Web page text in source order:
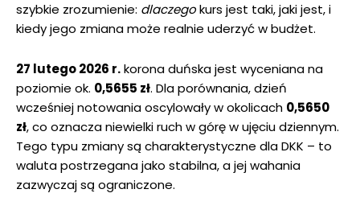
szybkie zrozumienie: dlaczegokurs jest taki, jaki jest, i
kiedy jego zmiana może realnie uderzyć w budżet.
27 lutego 2026 r.korona duńska jest wyceniana na
poziomie ok. 0,5655 zł. Dla porównania, dzień
wcześniej notowania oscylowały w okolicach 0,5650
zł, co oznacza niewielki ruch w górę w ujęciu dziennym.
Tego typu zmiany są charakterystyczne dla DKK – to
waluta postrzegana jako stabilna, a jej wahania
zazwyczaj są ograniczone.